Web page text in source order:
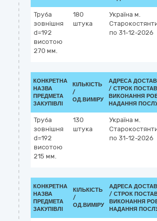
Труба
зовнішня
d=192
висотою
270 мм.
180
штука
Україна м.
по 31-12-2026
КОНКРЕТНА
НАЗВА
ПРЕДМЕТА
ЗАКУПІВЛІ
КІЛЬКІСТЬ
/
ОД.ВИМІРУ
АДРЕСА
/ СТРОК
ВИКОНАННЯ
НАДАННЯ
Труба
зовнішня
d=192
висотою
215 мм.
130
штука
Україна м.
по 31-12-2026
КОНКРЕТНА
НАЗВА
ПРЕДМЕТА
ЗАКУПІВЛІ
КІЛЬКІСТЬ
/
ОД.ВИМІРУ
АДРЕСА
/ СТРОК
ВИКОНАННЯ
НАДАННЯ